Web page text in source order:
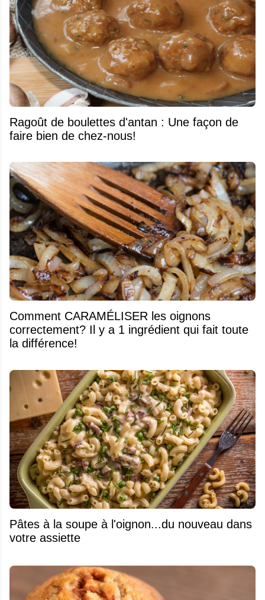
Ragoût de boulettes d'antan : Une façon de
faire bien de chez-nous!
Comment CARAMÉLISER les oignons
correctement? Il y a 1 ingrédient qui fait toute
la différence!
Pâtes à la soupe à l'oignon...du nouveau dans
votre assiette